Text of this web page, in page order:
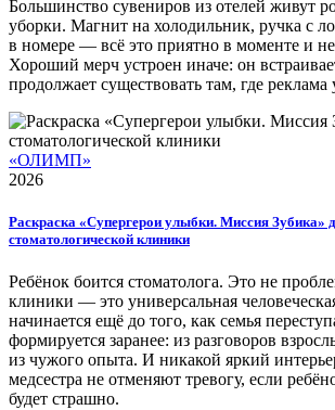
Большинство сувениров из отелей живут
уборки. Магнит на холодильник, ручка с
в номере — всё это приятно в моменте и
Хороший мерч устроен иначе: он
продолжает существовать там, где реклама
«ОЛИМП»
2026
Раскраска «Супергерои улыбки. Миссия Зубика»
стоматологической клиники
Ребёнок боится стоматолога. Это не
клиники — это универсальная
начинается ещё до того, как семья
формируется заранее: из разговоров
из чужого опыта. И никакой яркий
медсестра не отменяют тревогу, если
будет страшно.